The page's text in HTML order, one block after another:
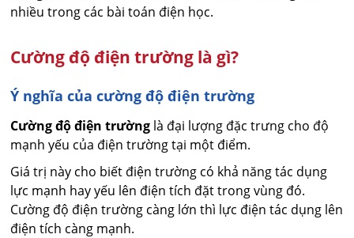
nhiều trong các bài toán điện học.
Cường độ điện trường là gì?
Ý nghĩa của cường độ điện trường
Cường độ điện trường là đại lượng đặc trưng cho độ
mạnh yếu của điện trường tại một điểm.
Giá trị này cho biết điện trường có khả năng tác dụng
lực mạnh hay yếu lên điện tích đặt trong vùng đó.
Cường độ điện trường càng lớn thì lực điện tác dụng lên
điện tích càng mạnh.